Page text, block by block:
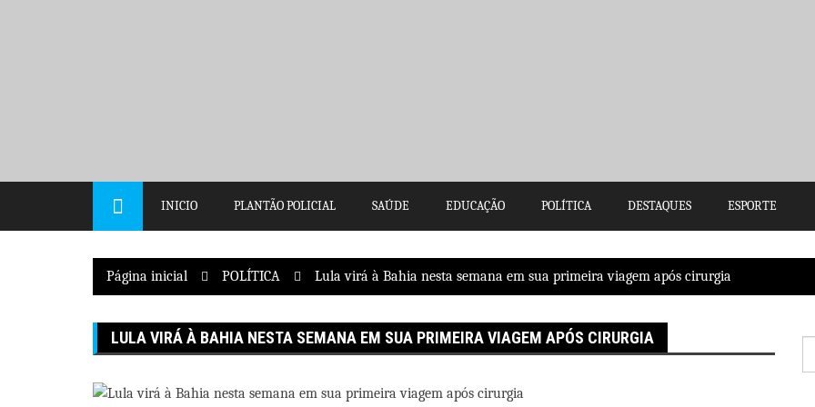
INICIO PLANTÃO POLICIAL SAÚDE EDUCAÇÃO POLÍTICA DESTAQUES ESPORTE
Página inicial POLÍTICA Lula virá à Bahia nesta semana em sua primeira viagem após cirurgia
LULA VIRÁ À BAHIA NESTA SEMANA EM SUA PRIMEIRA VIAGEM APÓS CIRURGIA